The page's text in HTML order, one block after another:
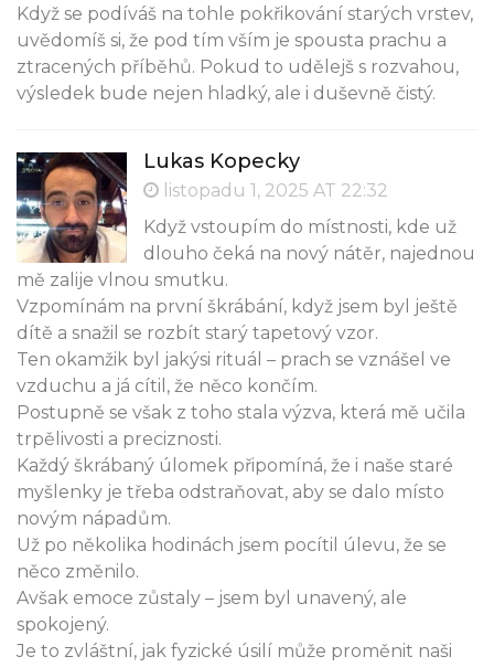
Když se podíváš na tohle pokřikování starých vrstev,
uvědomíš si, že pod tím vším je spousta prachu a
ztracených příběhů. Pokud to udělejš s rozvahou,
výsledek bude nejen hladký, ale i duševně čistý.
Lukas Kopecky
listopadu 1, 2025 AT 22:32
Když vstoupím do místnosti, kde už
dlouho čeká na nový nátěr, najednou
mě zalije vlnou smutku.
Vzpomínám na první škrábání, když jsem byl ještě
dítě a snažil se rozbít starý tapetový vzor.
Ten okamžik byl jakýsi rituál – prach se vznášel ve
vzduchu a já cítil, že něco končím.
Postupně se však z toho stala výzva, která mě učila
trpělivosti a preciznosti.
Každý škrábaný úlomek připomíná, že i naše staré
myšlenky je třeba odstraňovat, aby se dalo místo
novým nápadům.
Už po několika hodinách jsem pocítil úlevu, že se
něco změnilo.
Avšak emoce zůstaly – jsem byl unavený, ale
spokojený.
Je to zvláštní, jak fyzické úsilí může proměnit naši